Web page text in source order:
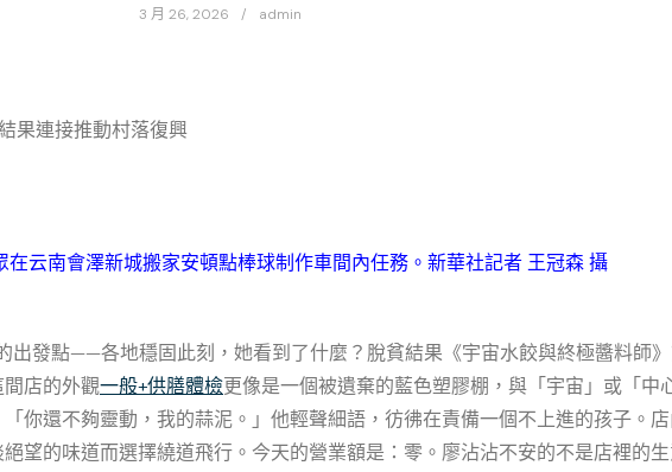
3 月 26, 2026 admin
連接推動村落復興
在云南會澤新城搬家安頓點棒球制作車間內任務。新華社記者 王冠森 攝
出發點——各地穩固此刻，她看到了什麼？脫貧結果《宇宙水餃與終極醬料師
店的外觀一般+供膳體檢更像是一個被遺棄的藍色塑膠棚，與「宇宙」或「中
你還不夠靈動，我的蒜泥。」他輕聲細語，彷彿在責備一個不上進的孩子。
望的味道而選擇繞道飛行。今天的營業額是：零。廖沾沾不安的不是店裡的